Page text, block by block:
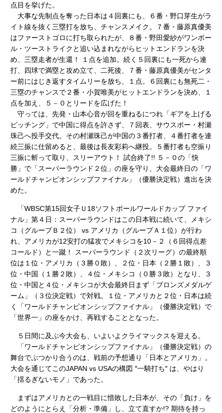
点目を挙げた。
大事な先制点を奪った日本は４回裏にも、６番・野口芽生がラ
イト線を抜く三塁打を放ち、チャンスメイク。７番・藤原真優美
はファーストゴロに打ち取られたが、８番・野田愛紗がワンボー
ル・ツーストライクと追い込まれながらヒットエンドランを決
め、三塁走者が生還！ １点を追加。続く５回裏にも一死から連
打、四球で満塁と攻め立て、二死後、７番・藤原真優美がセンタ
ー前にはじき返すタイムリーを放ち、１点。６回裏にも無死二・
三塁のチャンスで２番・小賀唯美がヒットエンドランを決め、１
点を加え、５－０とリードを広げた！
守っては、先発・山本心音が回を重ねるにつれ「ギアを上げる
ピッチング」で中国に得点を許さず、７回表、サウスポー・村瀬
珠己へ投手交代。その村瀬珠己が中国の３番打者、４番打者を連
続三振に仕留めると、最後は長友彩莉へ継投。５番打者も空振り
三振に斬って取り、スリーアウト！ 試合終了!! ５－０の「快
勝」で「スーパーラウンド２位」の座を守り、大会最終日の「ワ
ールドチャンピオンシップファイナル」（優勝決定戦）進出を決
めた。
「WBSC第15回女子Ｕ18ソフトボールワールドカップ ファイ
ナル」第４日：スーパーラウンドはこの日本戦に続いて、メキシ
コ（グループＢ２位） vs アメリカ（グループＡ１位）が行わ
れ、アメリカが12安打の猛攻でメキシコを10－２（６回得点差
コールド）と一蹴！ スーパーラウンド（２次リーグ）の最終順
位は１位・アメリカ（３勝０敗）、２位・日本（２勝１敗）、３
位・中国（１勝２敗）、４位・メキシコ（０勝３敗）となり、３
位・中国と４位・メキシコが大会最終日まず「ブロンズメダルゲ
ーム」（３位決定戦）で対戦。１位・アメリカと２位・日本は続
く「ワールドチャンピオンシップファイナル」（優勝決定戦）で
「世界一」の座をかけ、再戦することとなった。
５日間に及ぶ今大会も、いよいよクライマックスを迎える。
「ワールドチャンピオンシップファイナル」（優勝決定戦）の
舞台でぶつかり合うのは、戦前の予想通り「日本とアメリカ」。
大会を通じてこのJAPAN vs USAの構図 ″一騎打ち″ は、やはり
「揺るぎないモノ」であった。
まずはアメリカとの一戦目に惜敗した日本が、その「負け」を
どのようにとらえ「分析・準備」し、立て直すか!? 期待を持っ